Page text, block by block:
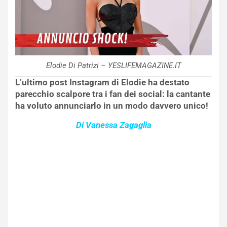
Elodie Di Patrizi – YESLIFEMAGAZINE.IT
L’ultimo post Instagram di Elodie ha destato
parecchio scalpore tra i fan dei social: la cantante
ha voluto annunciarlo in un modo davvero unico!
Di Vanessa Zagaglia